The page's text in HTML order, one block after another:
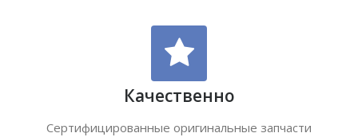
Качественно
Сертифицированные оригинальные запчасти